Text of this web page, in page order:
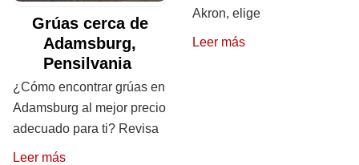
Grúas cerca de
Adamsburg,
Pensilvania
¿Cómo encontrar grúas en
Adamsburg al mejor precio
adecuado para ti? Revisa
Leer más
Akron, elige
Leer más